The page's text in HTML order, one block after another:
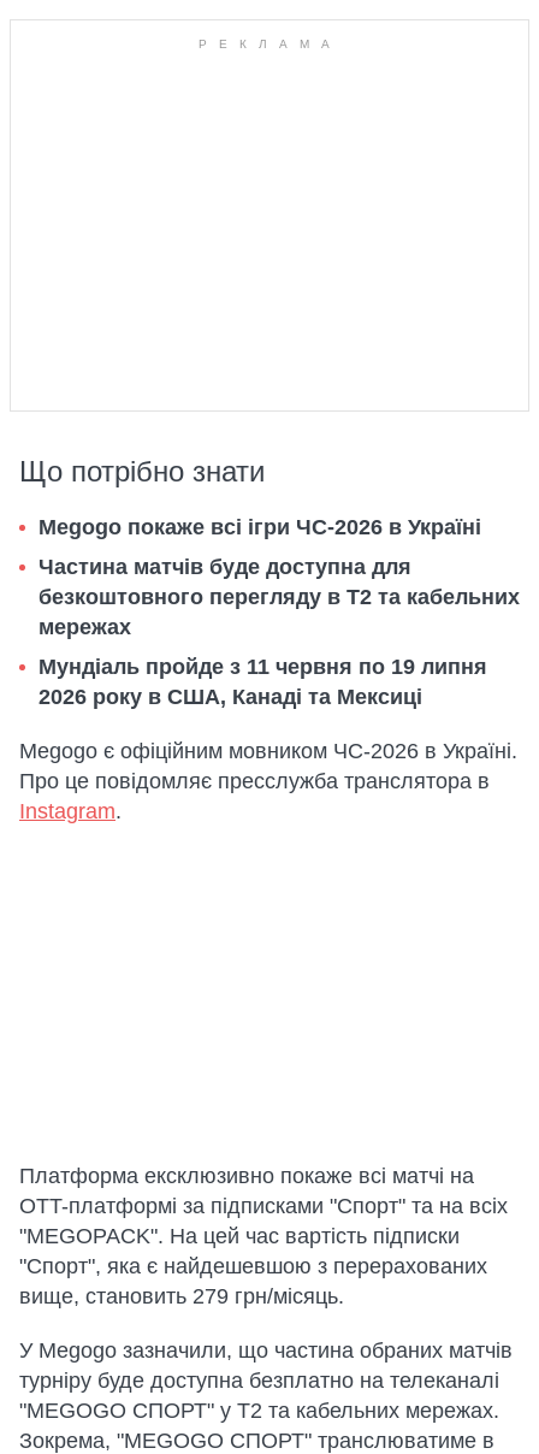
Що потрібно знати
Megogo покаже всі ігри ЧС-2026 в Україні
Частина матчів буде доступна для
безкоштовного перегляду в Т2 та кабельних
мережах
Мундіаль пройде з 11 червня по 19 липня
2026 року в США, Канаді та Мексиці
Megogo є офіційним мовником ЧС-2026 в Україні.
Про це повідомляє пресслужба транслятора в
Instagram.
Платформа ексклюзивно покаже всі матчі на
OTT-платформі за підписками "Спорт" та на всіх
"MEGOPACK". На цей час вартість підписки
"Спорт", яка є найдешевшою з перерахованих
вище, становить 279 грн/місяць.
У Megogo зазначили, що частина обраних матчів
турніру буде доступна безплатно на телеканалі
"MEGOGO СПОРТ" у Т2 та кабельних мережах.
Зокрема, "MEGOGO СПОРТ" транслюватиме в